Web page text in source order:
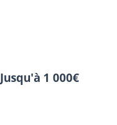
Jusqu'à 1 000€